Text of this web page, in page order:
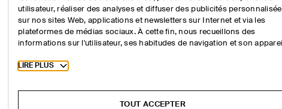
utilisateur, réaliser des analyses et diffuser des publicités
sur nos sites Web, applications et newsletters sur Internet et via les
plateformes de médias sociaux. À cette fin, nous recueillons des
informations sur l'utilisateur, ses habitudes de navigation et son
Toggle more cookie information
LIRE PLUS
TOUT ACCEPTER